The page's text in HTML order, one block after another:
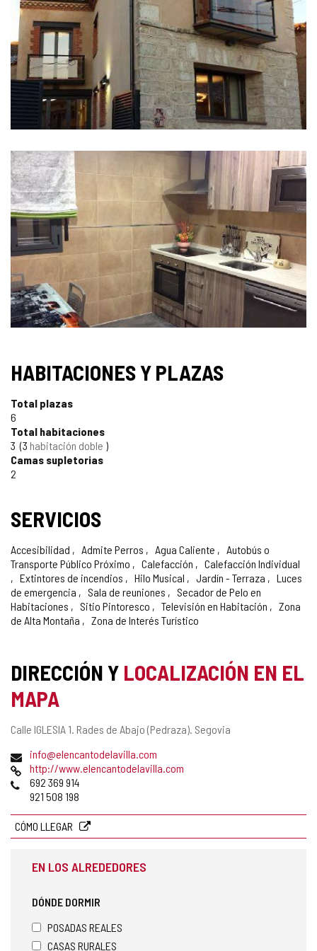
IMÁGENES
HABITACIONES Y PLAZAS
Total plazas
6
Total habitaciones
3 3 habitación doble
Camas supletorias
2
SERVICIOS
Accesibilidad Admite Perros Agua Caliente
Autobús o
Transporte Público Próximo
Calefacción
Calefacción Individual
Extintores de incendios
Hilo Musical Jardín - Terraza
Luces
de emergencia
Sala de reuniones
Secador de Pelo en
Habitaciones
Sitio Pintoresco Televisión en Habitación
Zona
de Alta Montaña
Zona de Interés Turístico
DIRECCIÓN Y LOCALIZACIÓN EN EL
MAPA
Dirección
Calle IGLESIA 1. Rades de Abajo (Pedraza). Segovia
Dirección
de
correo
electrónico
info@elencantodelavilla.com
Página
Web
http://www.elencantodelavilla.com
Teléfonos
692 369 914
921 508 198
CÓMO LLEGAR
EN LOS ALREDEDORES
DÓNDE DORMIR
POSADAS REALES
CASAS RURALES